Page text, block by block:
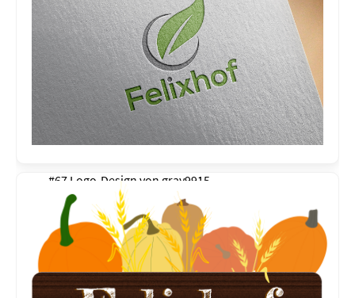
#67 Logo-Design von gray9915